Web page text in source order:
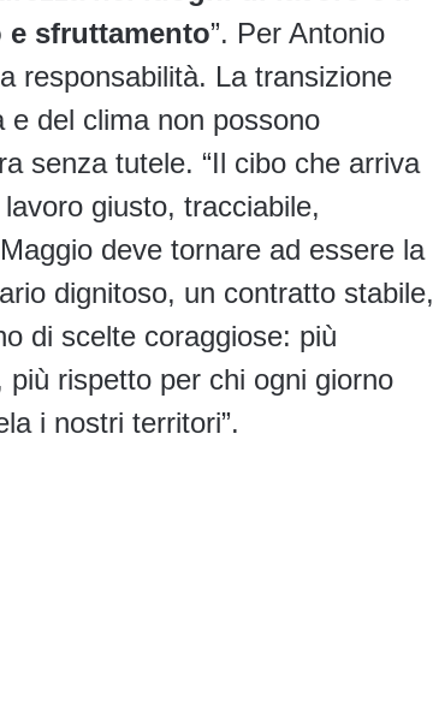
sfruttamento”. Per Antonio
responsabilità. La transizione
e del clima non possono
senza tutele. “Il cibo che arriva
giusto, tracciabile,
deve tornare ad essere la
dignitoso, un contratto stabile,
di scelte coraggiose: più
rispetto per chi ogni giorno
i nostri territori”.